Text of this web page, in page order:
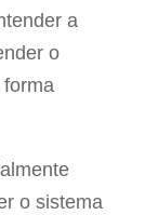
a
o
o sistema